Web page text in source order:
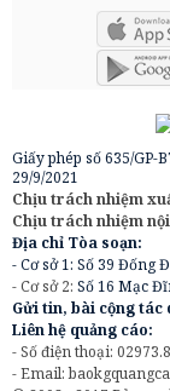
Giấy phép số 635/GP-
29/9/2021
Chịu trách nhiệm
Chịu trách nhiệm
Địa chỉ Tòa soạn:
- Cơ sở 1: Số 39 Đống
- Cơ sở 2: Số 16 Mạc
Gửi tin, bài cộng tác
Liên hệ quảng cáo:
- Số điện thoại:
- Email: